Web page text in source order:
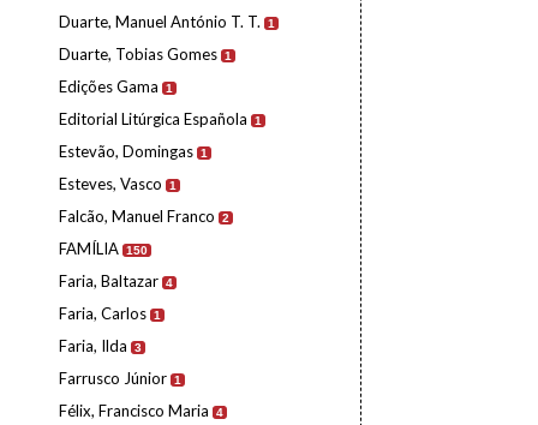
Duarte, Manuel António T. T. 1
Duarte, Tobias Gomes 1
Edições Gama 1
Editorial Litúrgica Española 1
Estevão, Domingas 1
Esteves, Vasco 1
Falcão, Manuel Franco 2
FAMÍLIA 150
Faria, Baltazar 4
Faria, Carlos 1
Faria, Ilda 3
Farrusco Júnior 1
Félix, Francisco Maria 4